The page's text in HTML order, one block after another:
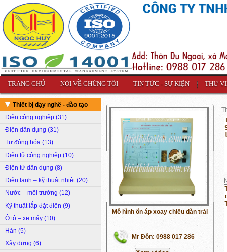
TRANG CHỦ NÓI VỀ CHÚNG TÔI TIN TỨC - SỰ KIỆN THƯ
Thiết bị dạy nghề - đào tạo
Điện công nghiệp (31)
Điện dân dụng (31)
Tự động hóa (13)
Điện tử công nghiệp (10)
Điện tử dân dụng (8)
Điện lạnh – kỹ thuật nhiệt (20)
Nước – môi trường (12)
Kỹ thuật lắp đặt điện (9)
Ô tô – xe máy (10)
Hàn (5)
Xây dựng (6)
Mô hình ổn áp xoay chiều dàn trải
Mr Đôn: 0988 017 286